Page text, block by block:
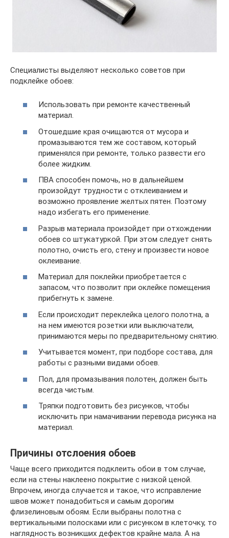
Специалисты выделяют несколько советов при
подклейке обоев:
Использовать при ремонте качественный
материал.
Отошедшие края очищаются от мусора и
промазываются тем же составом, который
применялся при ремонте, только развести его
более жидким.
ПВА способен помочь, но в дальнейшем
произойдут трудности с отклеиванием и
возможно проявление желтых пятен. Поэтому
надо избегать его применение.
Разрыв материала произойдет при отхождении
обоев со штукатуркой. При этом следует снять
полотно, очисть его, стену и произвести новое
оклеивание.
Материал для поклейки приобретается с
запасом, что позволит при оклейке помещения
прибегнуть к замене.
Если происходит переклейка целого полотна, а
на нем имеются розетки или выключатели,
принимаются меры по предварительному снятию.
Учитывается момент, при подборе состава, для
работы с разными видами обоев.
Пол, для промазывания полотен, должен быть
всегда чистым.
Тряпки подготовить без рисунков, чтобы
исключить при намачивании перевода рисунка на
материал.
Причины отслоения обоев
Чаще всего приходится подклеить обои в том случае,
если на стены наклеено покрытие с низкой ценой.
Впрочем, иногда случается и такое, что исправление
швов может понадобиться и самым дорогим
флизелиновым обоям. Если выбраны полотна с
вертикальными полосками или с рисунком в клеточку, то
наглядность возникших дефектов крайне мала. А на